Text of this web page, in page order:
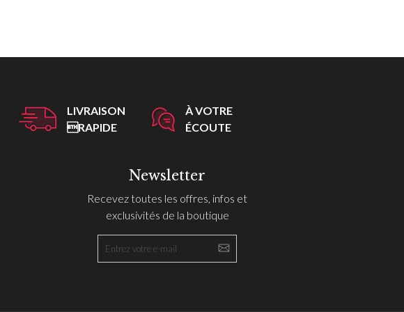
LIVRAISON
RAPIDE
À VOTRE
ÉCOUTE
Newsletter
Recevez toutes les offres, infos et
exclusivités de la boutique